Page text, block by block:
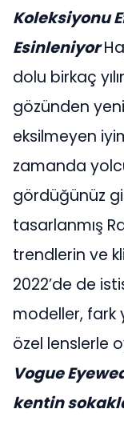
Koleksiyonu
Esinleniyor
dolu birkaç
gözünden
eksilmeyen
zamanda
gördüğünüz
tasarlanmış
trendlerin ve
2022’de de
modeller, fark
özel lenslerle
Vogue
kentin